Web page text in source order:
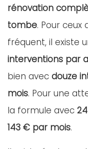
rénovation
tombe. Pour ceux
fréquent, il existe
interventions par
bien avec douze
mois. Pour une
la formule avec
143 € par mois.